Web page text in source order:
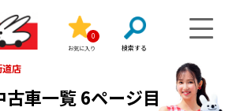
お気に入り
0
道店
車一覧 6ページ目